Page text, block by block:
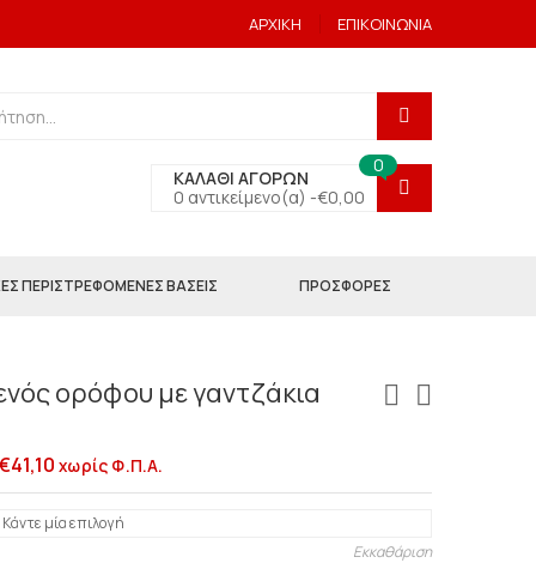
ΑΡΧΙΚΗ ΕΠΙΚΟΙΝΩΝΙΑ
ΚΑΛΑΘΙ ΑΓΟΡΩΝ
0 αντικείμενο(α) -€0,00
0
ΠΕΡΙΣΤΡΕΦΟΜΕΝΕΣ ΒΑΣΕΙΣ ΠΡΟΣΦΟΡΕΣ
ορόφου με γαντζάκια
41,10 χωρίς Φ.Π.Α.
Εκκαθάριση